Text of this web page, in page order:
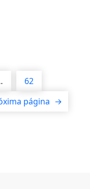
62
página →